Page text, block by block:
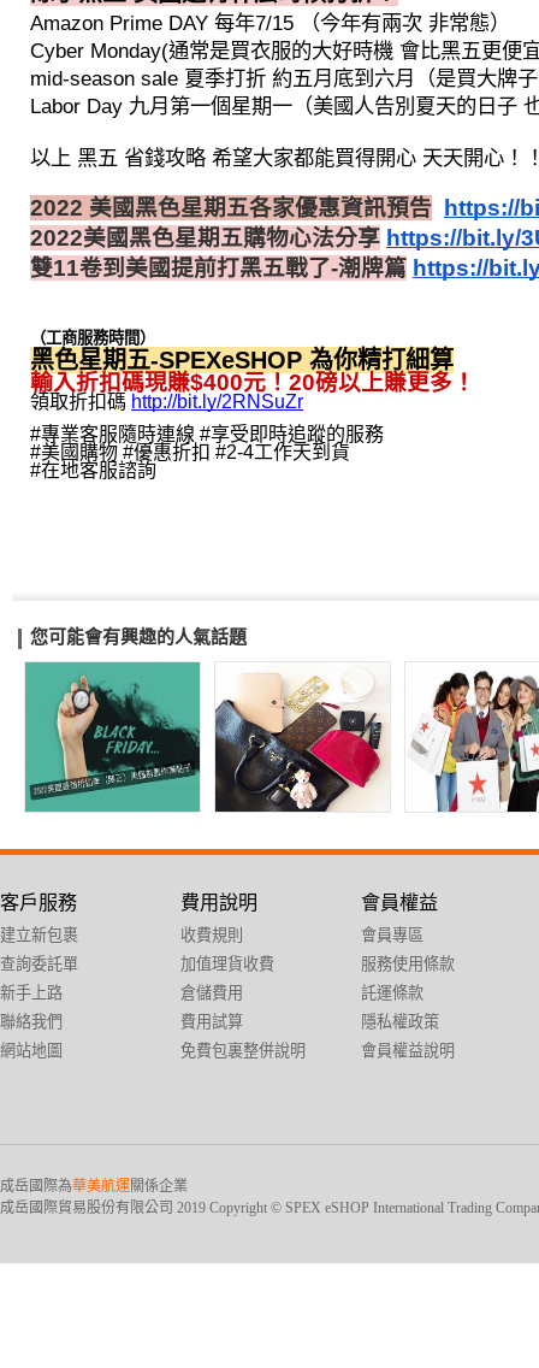
Amazon Prime DAY 每年7/15 （今年有兩次 非常態）
Cyber Monday(通常是買衣服的大好時機 會比黑五更便
mid-season sale 夏季打折 約五月底到六月（是買大牌
Labor Day 九月第一個星期一（美國人告別夏天的日子
以上 黑五 省錢攻略 希望大家都能買得開心 天天開心！
2022 美國黑色星期五各家優惠資訊預告 https://
2022美國黑色星期五購物心法分享 https://bit.ly/
雙11卷到美國提前打黑五戰了-潮牌篇 https://
（工商服務時間）
黑色星期五-SPEXeSHOP 為你精打細算
輸入折扣碼現賺$400元！20磅以上賺更多！
領取折扣碼 http://bit.ly/2RNSuZr
#專業客服隨時連線 #享受即時追蹤的服務
#美國購物 #優惠折扣 #2-4工作天到貨
#在地客服諮詢
您可能會有興趣的人氣話題
客戶服務
建立新包裹
查詢委託單
新手上路
聯絡我們
網站地圖
費用說明
收費規則
加值理貨收費
倉儲費用
費用試算
免費包裏整併說明
會員權益
會員專區
服務使用條款
託運條款
隱私權政策
會員權益說明
成岳國際為華美航運關係企業
成岳國際貿易股份有限公司 2019 Copyright © SPEX eSHOP International Trading